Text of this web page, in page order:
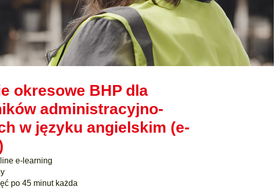
okresowe BHP dla
administracyjno-
w języku angielskim (e-
e-learning
po 45 minut każda